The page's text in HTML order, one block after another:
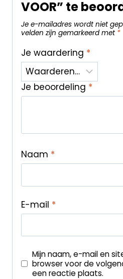
VOOR” te
Je e-mailadres wordt niet
velden zijn gemarkeerd met *
Je waardering *
Je beoordeling *
Naam *
E-mail *
Mijn naam, e-mail en
browser voor de
een reactie plaats.